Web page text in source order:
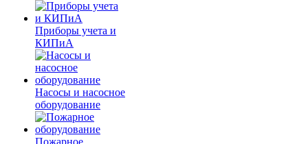
Приборы учета и
КИПиА
Насосы и насосное
оборудование
Пожарное